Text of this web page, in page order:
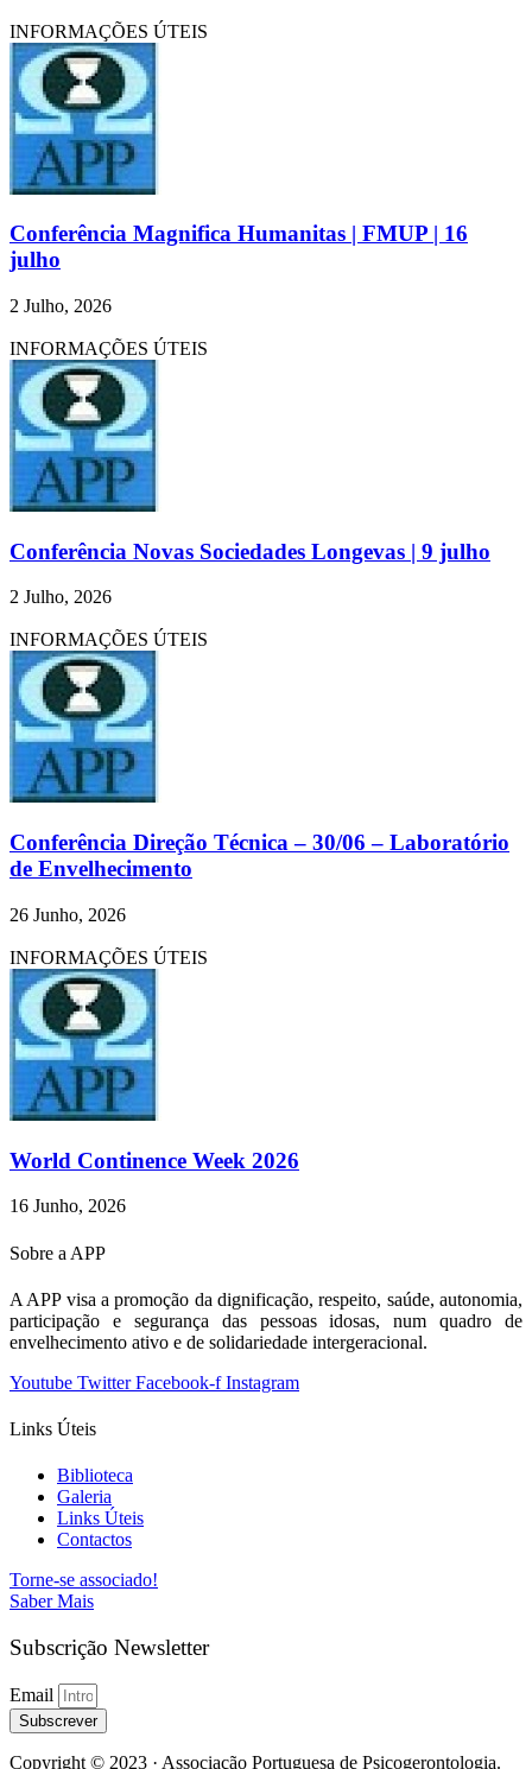
INFORMAÇÕES ÚTEIS
Conferência Magnifica Humanitas | FMUP | 16
julho
2 Julho, 2026
INFORMAÇÕES ÚTEIS
Conferência Novas Sociedades Longevas | 9 julho
2 Julho, 2026
INFORMAÇÕES ÚTEIS
Conferência Direção Técnica – 30/06 – Laboratório
de Envelhecimento
26 Junho, 2026
INFORMAÇÕES ÚTEIS
World Continence Week 2026
16 Junho, 2026
Sobre a APP
A APP visa a promoção da dignificação, respeito, saúde, autonomia,
participação e segurança das pessoas idosas, num quadro de
envelhecimento ativo e de solidariedade intergeracional.
Youtube Twitter Facebook-f Instagram
Links Úteis
Biblioteca
Galeria
Links Úteis
Contactos
Torne-se associado!
Saber Mais
Subscrição Newsletter
Email
Subscrever
Copyright © 2023 · Associação Portuguesa de Psicogerontologia.